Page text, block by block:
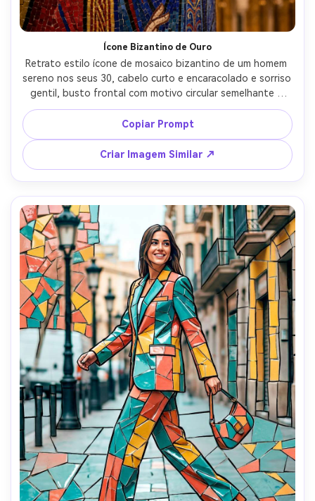
Ícone Bizantino de Ouro
Retrato estilo ícone de mosaico bizantino de um homem
sereno nos seus 30, cabelo curto e encaracolado e sorriso
gentil, busto frontal com motivo circular semelhante a
halo, fundo de tesselas de folha de ouro brilhante,
vestes azul cobalto e carmim profundas, traço fino de
contorno preto, atmosfera de catedral sagrada, vidros e
linhas de rejunte altamente detalhadas, composição
simétrica elegante, qualidade profissional de ilustração,
iluminação cinematográfica suave --ar 4:5
Copiar Prompt
Criar Imagem Similar ↗